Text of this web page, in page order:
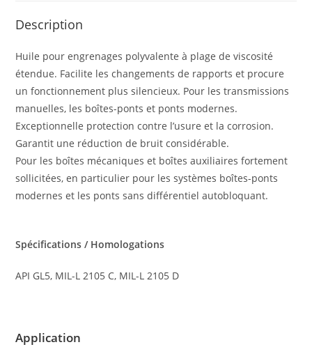
Description
Huile pour engrenages polyvalente à plage de viscosité
étendue. Facilite les changements de rapports et procure
un fonctionnement plus silencieux. Pour les transmissions
manuelles, les boîtes-ponts et ponts modernes.
Exceptionnelle protection contre l’usure et la corrosion.
Garantit une réduction de bruit considérable.
Pour les boîtes mécaniques et boîtes auxiliaires fortement
sollicitées, en particulier pour les systèmes boîtes-ponts
modernes et les ponts sans différentiel autobloquant.
Spécifications / Homologations
API GL5, MIL-L 2105 C, MIL-L 2105 D
Appli­ca­tion